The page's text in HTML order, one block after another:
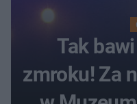
Tak
zmroku! Za